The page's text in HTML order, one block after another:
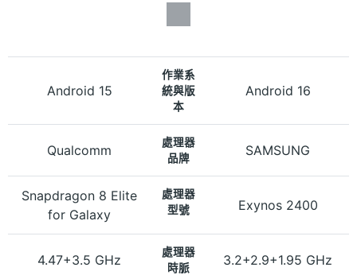
Android 15
作業系
統與版
本
Android 16
Qualcomm
處理器
品牌
SAMSUNG
Snapdragon 8 Elite
for Galaxy
處理器
型號
Exynos 2400
4.47+3.5 GHz
處理器
時脈
3.2+2.9+1.95 GHz